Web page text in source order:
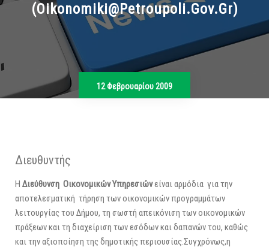
(oikonomiki@petroupoli.gov.gr)
12 Φεβρουαρίου 2009
Διευθυντής
Η Διεύθυνση Οικονομικών Υπηρεσιώνείναι αρμόδια για την
αποτελεσματική τήρηση των οικονομικών προγραμμάτων
λειτουργίας του Δήμου, τη σωστή απεικόνιση των οικονομικών
πράξεων και τη διαχείριση των εσόδων και δαπανών του, καθώς
και την αξιοποίηση της δημοτικής περιουσίας.Συγχρόνως,η